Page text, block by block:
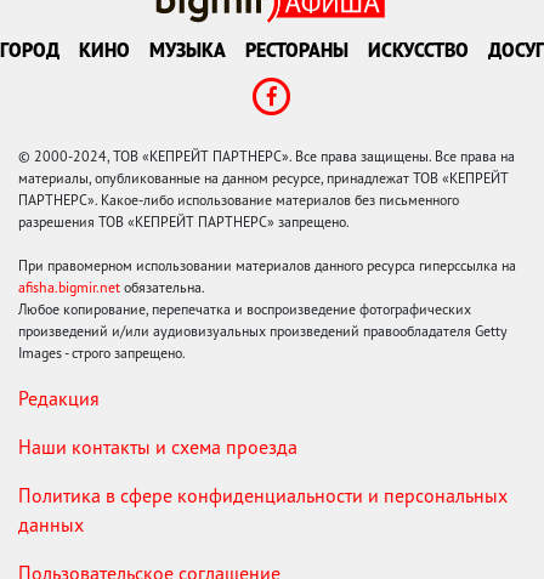
ГОРОД КИНО МУЗЫКА РЕСТОРАНЫ ИСКУССТВО ДОСУГ
© 2000-2024, ТОВ «КЕПРЕЙТ ПАРТНЕРС». Все права защищены. Все права на
материалы, опубликованные на данном ресурсе, принадлежат ТОВ «КЕПРЕЙТ
ПАРТНЕРС». Какое-либо использование материалов без письменного
разрешения ТОВ «КЕПРЕЙТ ПАРТНЕРС» запрещено.
При правомерном использовании материалов данного ресурса гиперссылка на
afisha.bigmir.net обязательна.
Любое копирование, перепечатка и воспроизведение фотографических
произведений и/или аудиовизуальных произведений правообладателя Getty
Images - строго запрещено.
Редакция
Наши контакты и схема проезда
Политика в сфере конфиденциальности и персональных
данных
Пользовательское соглашение